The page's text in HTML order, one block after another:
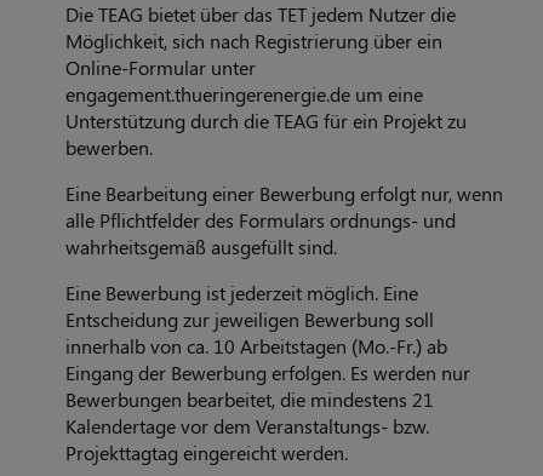
Die TEAG bietet über das TET jedem Nutzer die
Möglichkeit, sich nach Registrierung über ein
Online-Formular unter
engagement.thueringerenergie.de um eine
Unterstützung durch die TEAG für ein Projekt zu
bewerben.
Eine Bearbeitung einer Bewerbung erfolgt nur, wenn
alle Pflichtfelder des Formulars ordnungs- und
wahrheitsgemäß ausgefüllt sind.
Eine Bewerbung ist jederzeit möglich. Eine
Entscheidung zur jeweiligen Bewerbung soll
innerhalb von ca. 10 Arbeitstagen (Mo.-Fr.) ab
Eingang der Bewerbung erfolgen. Es werden nur
Bewerbungen bearbeitet, die mindestens 21
Kalendertage vor dem Veranstaltungs- bzw.
Projekttagtag eingereicht werden.